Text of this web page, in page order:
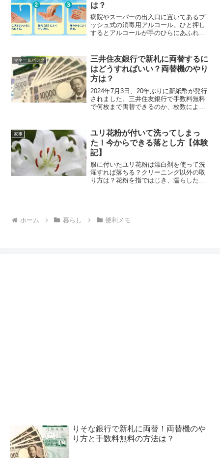
は？
病院やスーパーの出入口に置いてあるプ
ッシュ式の消毒用アルコール。ひと押し
するとアルコールが手のひらにあふれそ
で調べてみました。ワンプッシュのアル
コール量には意味がある？...
マネー＆バンク
三井住友銀行で新札に両替するに
はどうすればいい？両替機のやり
方は？
2024年7月3日、20年ぶりに新紙幣が発行
されました。三井住友銀行で手数料無料
で何枚まで両替できるのか、枚数による
などのお祝いは新札（ピン札）を包むの
がマナー。新札へ...
家事
ユリ花粉が付いて洗ってしまっ
た！今からできる落とし方【体験
記】
服に付いたユリ花粉は漂白剤を使って洗
濯すれば落ちる？クリーニング以外の取
り方は？花粉を指ではじき、濡らしたハ
ホーム
暮らし 便利メモ
りそな銀行で新札に両替！両替機のや
り方と手数料無料の方法は？